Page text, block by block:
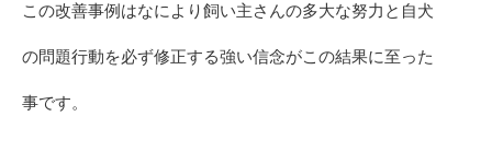
この改善事例はなにより飼い主さんの多大な努力と自犬
の問題行動を必ず修正する強い信念がこの結果に至った
事です。